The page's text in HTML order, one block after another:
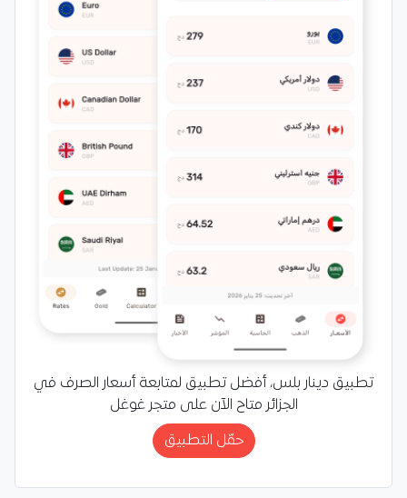
تطبيق دينار بلس، أفضل تطبيق لمتابعة أسعار الصرف في
الجزائر متاح الآن على متجر غوغل
حمّل التطبيق